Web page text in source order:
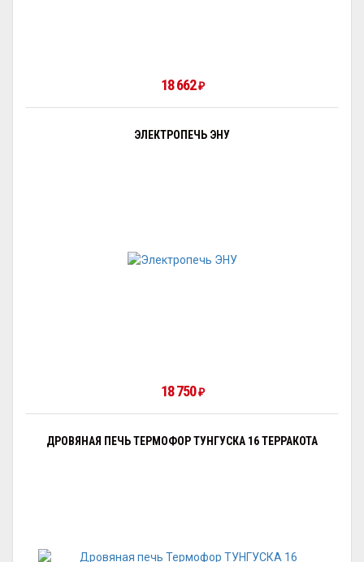
18 662₽
ЭЛЕКТРОПЕЧЬ ЭНУ
18 750₽
ДРОВЯНАЯ ПЕЧЬ ТЕРМОФОР ТУНГУСКА 16 ТЕРРАКОТА